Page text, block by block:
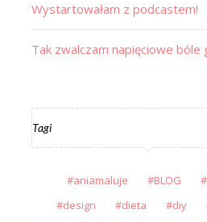
Wystartowałam z podcastem!
Tak zwalczam napięciowe bóle
Tagi
aniamaluje BLOG
design
dieta diy